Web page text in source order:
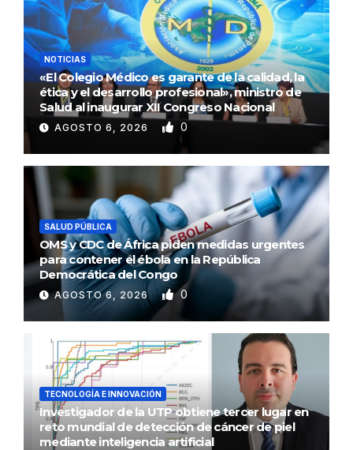
NOTICIAS
«El Colegio Médico es garante de la calidad, la
ética y el desarrollo profesional», ministro de
Salud al inaugurar XII Congreso Nacional
AGOSTO 6, 2026 0
SALUD PÚBLICA
OMS y CDC de África piden medidas urgentes
para contener el ébola en la República
Democrática del Congo
AGOSTO 6, 2026 0
TECNOLOGÍA E INNOVACIÓN
Investigador de la UTP obtiene tercer lugar en
reto mundial de detección de cáncer de piel
mediante inteligencia artificial